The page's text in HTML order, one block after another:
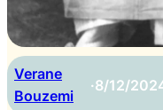
Verane
Bouzemi
·8/12/